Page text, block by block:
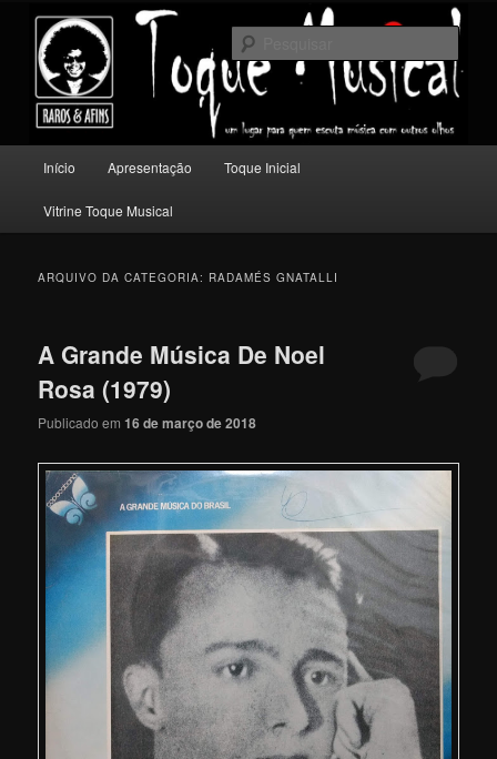
conteúdo
principal
conteúdo
secundário
Toque Musical
Um lugar para quem escuta música com outros olhos.
principal
Início Apresentação Toque Inicial
Vitrine Toque Musical
ARQUIVO DA CATEGORIA: RADAMÉS GNATALLI
A Grande Música De Noel
Rosa (1979)
Publicado em16 de março de 2018